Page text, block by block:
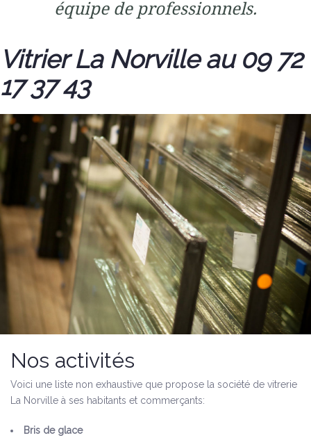
équipe de professionnels.
Vitrier La Norville au 09 72
17 37 43
Nos activités
Voici une liste non exhaustive que propose la société de vitrerie
La Norville à ses habitants et commerçants:
Bris de glace